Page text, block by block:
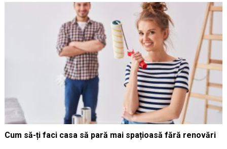
Cum să-ți faci casa să pară mai spațioasă fără renovări